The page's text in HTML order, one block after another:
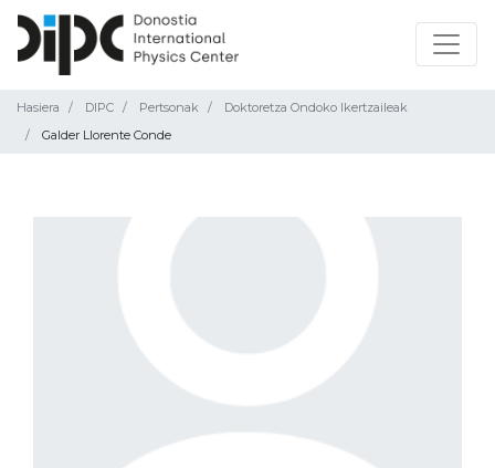
Hasiera DIPC Pertsonak
Doktoretza Ondoko Ikertzaileak
Galder Llorente Conde